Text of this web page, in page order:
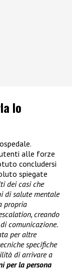
lo
alle forze
concludersi
spiegate
dei casi che
di salute mentale
propria
creando
comunicazione.
per altre
specifiche
di arrivare a
per la persona